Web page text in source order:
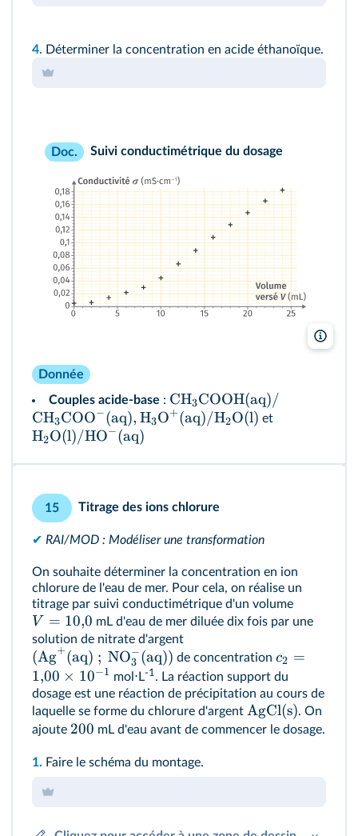
4. Déterminer la concentration en acide éthanoïque.
Doc. Suivi conductimétrique du dosage
Donnée
Couples acide‑base : CH3COOH(aq)/
CH3COO−(aq), H3O+(aq)/H2O(l) et
H2O(l)/HO−(aq)
15 Titrage des ions chlorure
✔ RAI/MOD : Modéliser une transformation
On souhaite déterminer la concentration en ion
chlorure de l'eau de mer. Pour cela, on réalise un
titrage par suivi conductimétrique d'un volume
V = 10,0 mL d'eau de mer diluée dix fois par une
solution de nitrate d'argent
(Ag+(aq) ; NO3
−(aq)) de concentrationc2 =
1,00 × 10−1 mol⋅L-1. La réaction support du
dosage est une réaction de précipitation au cours de
laquelle se forme du chlorure d'argent AgCl(s). On
ajoute 200 mL d'eau avant de commencer le dosage.
1. Faire le schéma du montage.